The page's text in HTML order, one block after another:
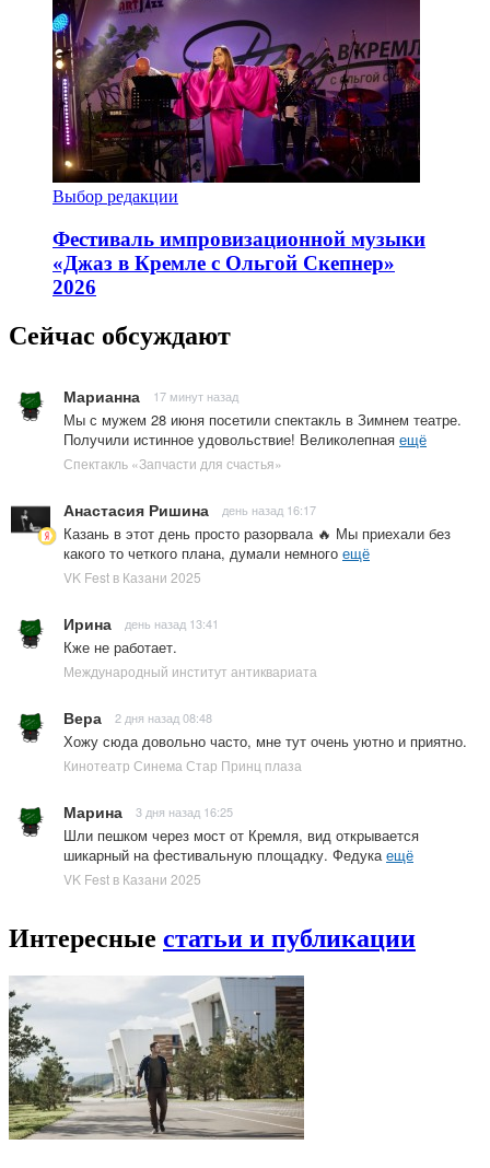
Выбор редакции
Фестиваль импровизационной музыки
«Джаз в Кремле с Ольгой Скепнер»
2026
Сейчас обсуждают
Марианна 17 минут назад
Мы с мужем 28 июня посетили спектакль в Зимнем театре.
Получили истинное удовольствие! Великолепная ещё
Спектакль «Запчасти для счастья»
Анастасия Ришина день назад 16:17
Казань в этот день просто разорвала 🔥 Мы приехали без
какого то четкого плана, думали немного ещё
VK Fest в Казани 2025
Ирина день назад 13:41
Кже не работает.
Международный институт антиквариата
Вера 2 дня назад 08:48
Хожу сюда довольно часто, мне тут очень уютно и приятно.
Кинотеатр Синема Стар Принц плаза
Марина 3 дня назад 16:25
Шли пешком через мост от Кремля, вид открывается
шикарный на фестивальную площадку. Федукаещё
VK Fest в Казани 2025
Интересные статьи и публикации